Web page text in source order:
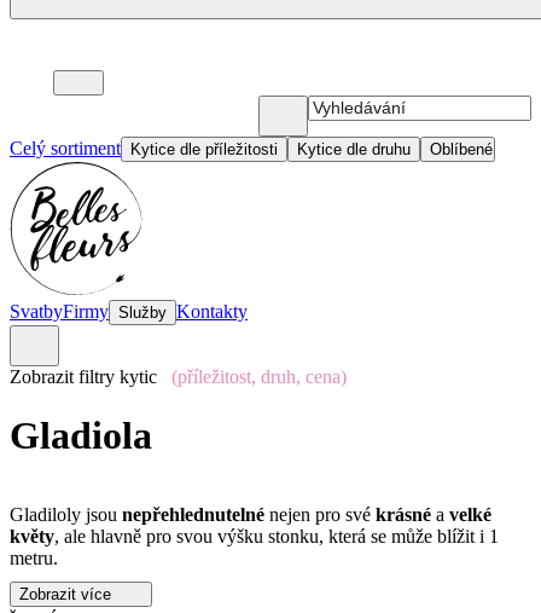
Celý sortiment Kytice dle příležitosti Kytice dle druhu Oblíbené
SvatbyFirmy Služby Kontakty
Zobrazit filtry kytic (příležitost, druh, cena)
Gladiola
Gladiloly jsou nepřehlednutelné nejen pro své krásné a velké
květy, ale hlavně pro svou výšku stonku, která se může blížit i 1
metru.
Darováním gladiol partnerovi říkáte: „
Zobrazit více